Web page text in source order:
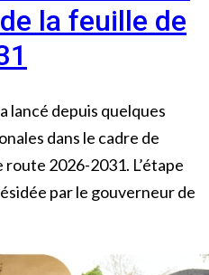
la feuille de
lancé depuis quelques
dans le cadre de
route 2026-2031. L’étape
par le gouverneur de